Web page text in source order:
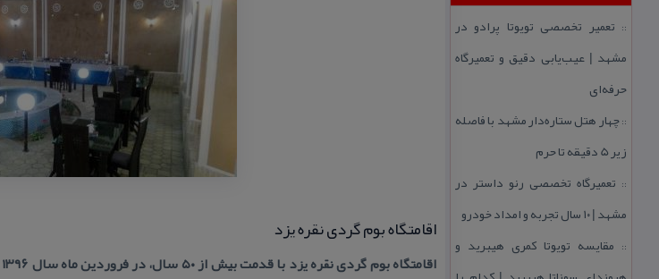
:: تعمیر تخصصی تویوتا پرادو در
مشهد | عیب‌یابی دقیق و تعمیرگاه
حرفه‌ای
::چهار هتل‌ ستاره‌دار مشهد با فاصله
زیر 5 دقیقه تا حرم
:: تعمیرگاه تخصصی رنو داستر در
مشهد | ۱۰ سال تجربه و امداد خودرو
:: مقایسه تویوتا كمری هیبرید و
اقامتگاه بوم گردی نقره یزد